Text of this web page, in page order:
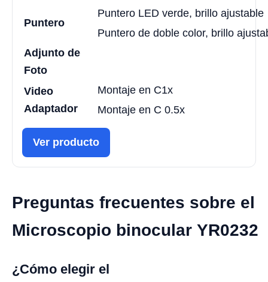
Puntero
Puntero LED verde, brillo ajustable
Puntero de doble color, brillo
Adjunto de
Foto
Video
Adaptador
Montaje en C1x
Montaje en C 0.5x
Ver producto
Preguntas frecuentes sobre el
Microscopio binocular YR0232
¿Cómo elegir el